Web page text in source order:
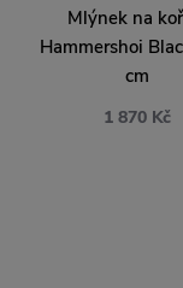
Mlýnek na
Hammershoi
cm
1 870 Kč